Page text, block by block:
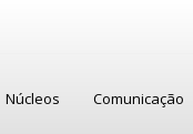
Núcleos Comunicação